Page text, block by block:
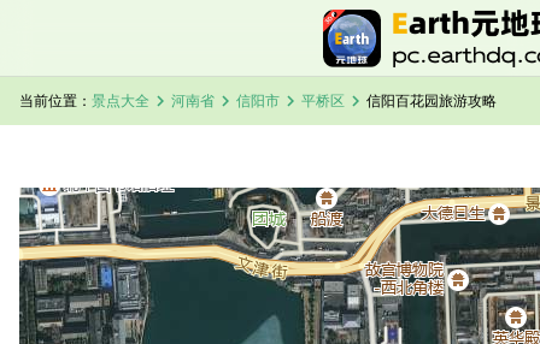
当前位置： 景点大全 chevron_right 河南省 chevron_right 信阳市 chevron_right 平桥区 chevron_right 信阳百花园旅游攻略
信阳百花园卫星地图加载中，请稍候...